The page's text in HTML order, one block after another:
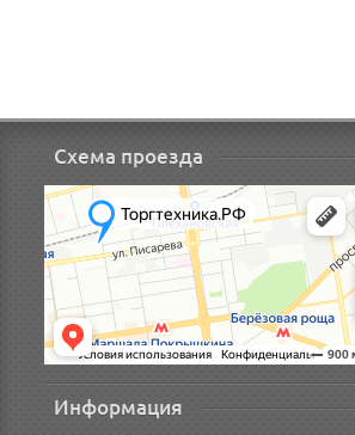
Схема проезда
Информация